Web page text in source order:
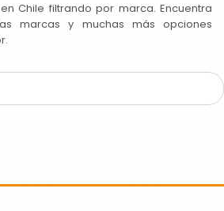
Chile filtrando por marca. Encuentra
marcas y muchas más opciones